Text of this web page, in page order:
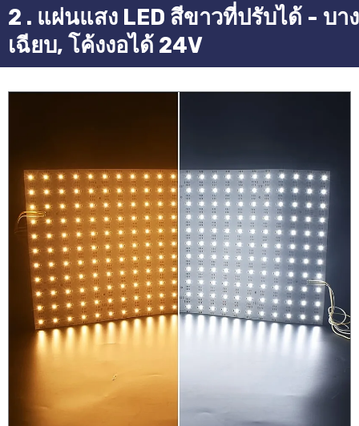
2 . แผ่นแสง LED สีขาวที่ปรับได้ - บาง
เฉียบ, โค้งงอได้ 24V